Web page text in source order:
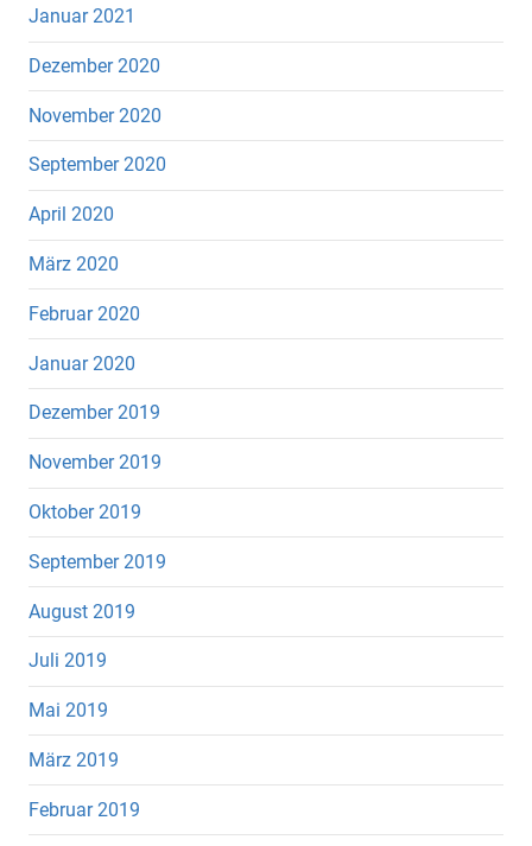
Januar 2021
Dezember 2020
November 2020
September 2020
April 2020
März 2020
Februar 2020
Januar 2020
Dezember 2019
November 2019
Oktober 2019
September 2019
August 2019
Juli 2019
Mai 2019
März 2019
Februar 2019